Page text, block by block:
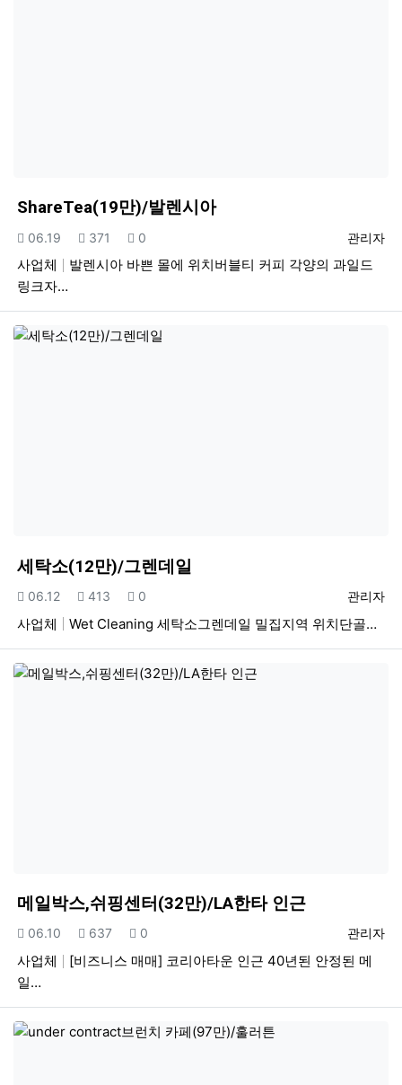
ShareTea(19만)/발렌시아
등록자
관리자
등록일
06.19 조회
371 추천
0
사업체
발렌시아 바쁜 몰에 위치버블티 커피 각양의 과일드
링크자…
세탁소(12만)/그렌데일
등록자
관리자
등록일
06.12 조회
413 추천
0
사업체 Wet Cleaning 세탁소그렌데일 밀집지역 위치단골…
메일박스,쉬핑센터(32만)/LA한타 인근
등록자
관리자
등록일
06.10 조회
637 추천
0
사업체
[비즈니스 매매] 코리아타운 인근 40년된 안정된 메
일…